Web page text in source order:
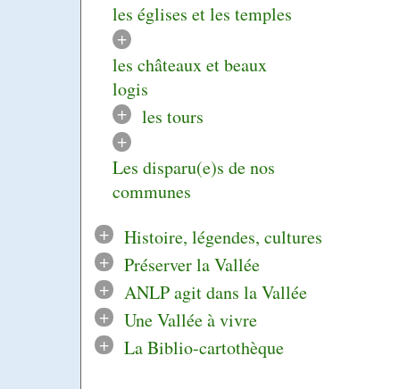
les églises et les temples
+
les châteaux et beaux
logis
+
les tours
+
Les disparu(e)s de nos
communes
+
Histoire, légendes, cultures
+
Préserver la Vallée
+
ANLP agit dans la Vallée
+
Une Vallée à vivre
+
La Biblio-cartothèque